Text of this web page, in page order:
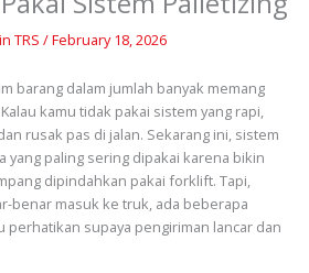
TRS /February 18, 2026
barang dalam jumlah banyak memang
kamu tidak pakai sistem yang rapi,
rusak pas di jalan. Sekarang ini, sistem
yang paling sering dipakai karena bikin
dipindahkan pakai forklift. Tapi,
benar masuk ke truk, ada beberapa
perhatikan supaya pengiriman lancar dan